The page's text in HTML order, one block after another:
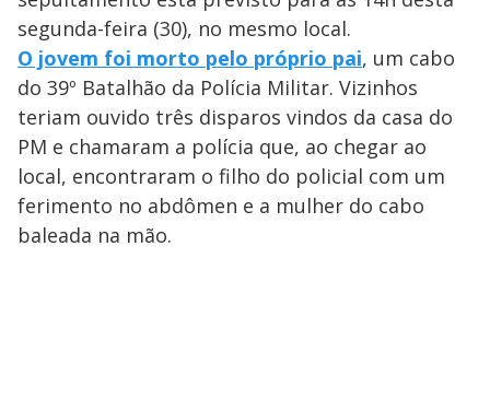
segunda-feira (30), no mesmo local.
O jovem foi morto pelo próprio pai, um cabo
do 39º Batalhão da Polícia Militar. Vizinhos
teriam ouvido três disparos vindos da casa do
PM e chamaram a polícia que, ao chegar ao
local, encontraram o filho do policial com um
ferimento no abdômen e a mulher do cabo
baleada na mão.